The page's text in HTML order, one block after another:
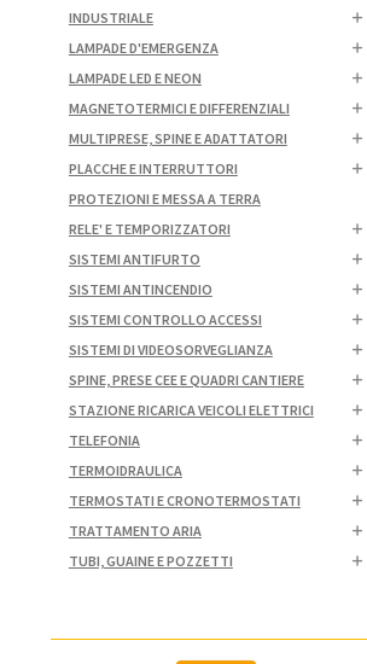
INDUSTRIALE
LAMPADE D'EMERGENZA
LAMPADE LED E NEON
MAGNETOTERMICI E DIFFERENZIALI
MULTIPRESE, SPINE E ADATTATORI
PLACCHE E INTERRUTTORI
PROTEZIONI E MESSA A TERRA
RELE' E TEMPORIZZATORI
SISTEMI ANTIFURTO
SISTEMI ANTINCENDIO
SISTEMI CONTROLLO ACCESSI
SISTEMI DI VIDEOSORVEGLIANZA
SPINE, PRESE CEE E QUADRI CANTIERE
STAZIONE RICARICA VEICOLI ELETTRICI
TELEFONIA
TERMOIDRAULICA
TERMOSTATI E CRONOTERMOSTATI
TRATTAMENTO ARIA
TUBI, GUAINE E POZZETTI